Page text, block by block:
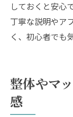
しておくと安心
丁寧な説明やア
く、初心者でも
整体やマ
感